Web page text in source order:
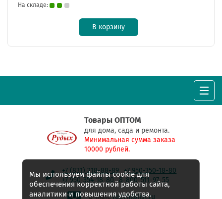
На складе:
В корзину
Товары ОПТОМ
для дома, сада и ремонта.
Минимальная сумма заказа
10000 рублей.
+7 (831) 218-88-89
+7 950-350-18-80
+7 950-354-18-80
8-800-511-97-55
E-mail:rudyh@list.ru
Мы используем файлы cookie для
обеспечения корректной работы сайта,
аналитики и повышения удобства.